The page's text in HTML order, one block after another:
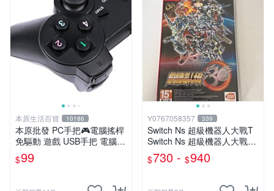
本原生活百貨 10186
本原批發 PC手把🎮電腦搖桿
免驅動 遊戲 USB手把 電腦手
把 電玩遊戲 免安裝手把 遊戲
手把 遊戲搖桿 SG693
$99
Y0767058357 339
Switch Ns 超級機器人大戰T
Switch Ns 超級機器人大戰30
Switch Ns 超級機器人大戰V
中文版
$730 - $940